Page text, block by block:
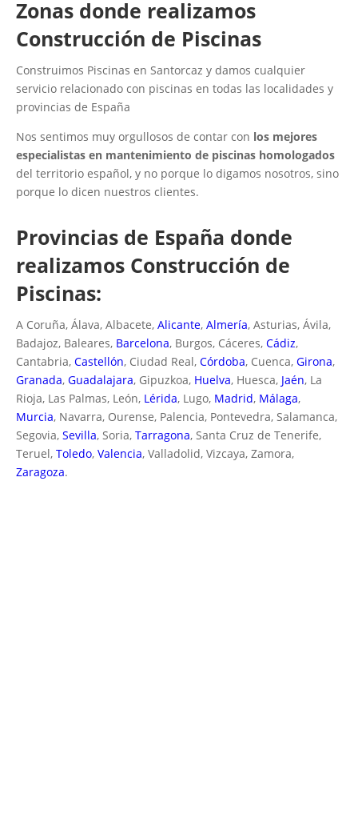
Zonas donde realizamos
Construcción de Piscinas
Construimos Piscinas en Santorcaz y damos cualquier
servicio relacionado con piscinas en todas las localidades y
provincias de España
Nos sentimos muy orgullosos de contar con los mejores
especialistas en mantenimiento de piscinas homologados
del territorio español, y no porque lo digamos nosotros, sino
porque lo dicen nuestros clientes.
Provincias de España donde
realizamos Construcción de
Piscinas:
A Coruña, Álava, Albacete, Alicante, Almería, Asturias, Ávila,
Badajoz, Baleares, Barcelona, Burgos, Cáceres, Cádiz,
Cantabria, Castellón, Ciudad Real, Córdoba, Cuenca, Girona,
Granada, Guadalajara, Gipuzkoa, Huelva, Huesca, Jaén, La
Rioja, Las Palmas, León, Lérida, Lugo, Madrid, Málaga,
Murcia, Navarra, Ourense, Palencia, Pontevedra, Salamanca,
Segovia, Sevilla, Soria, Tarragona, Santa Cruz de Tenerife,
Teruel, Toledo, Valencia, Valladolid, Vizcaya, Zamora,
Zaragoza.